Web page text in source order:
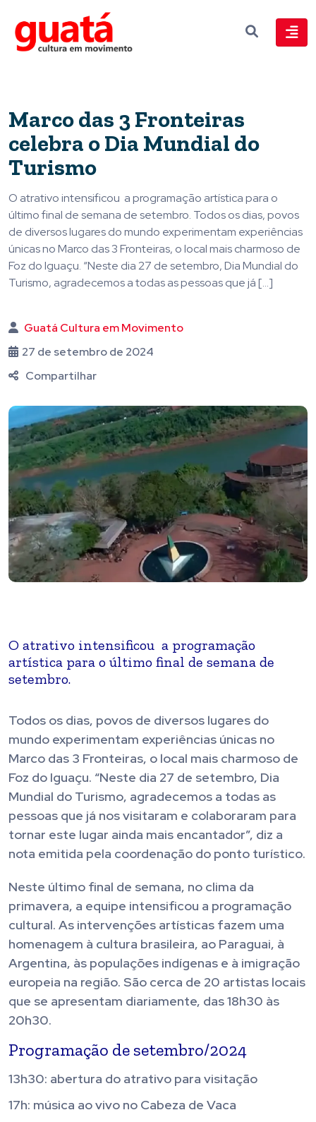
Marco das 3 Fronteiras
celebra o Dia Mundial do
Turismo
O atrativo intensificou a programação artística para o
último final de semana de setembro. Todos os dias, povos
de diversos lugares do mundo experimentam experiências
únicas no Marco das 3 Fronteiras, o local mais charmoso de
Foz do Iguaçu. “Neste dia 27 de setembro, Dia Mundial do
Turismo, agradecemos a todas as pessoas que já […]
Guatá Cultura em Movimento
27 de setembro de 2024
Compartilhar
O atrativo intensificou a programação
artística para o último final de semana de
setembro.
Todos os dias, povos de diversos lugares do
mundo experimentam experiências únicas no
Marco das 3 Fronteiras, o local mais charmoso de
Foz do Iguaçu. “Neste dia 27 de setembro, Dia
Mundial do Turismo, agradecemos a todas as
pessoas que já nos visitaram e colaboraram para
tornar este lugar ainda mais encantador”, diz a
nota emitida pela coordenação do ponto turístico.
Neste último final de semana, no clima da
primavera, a equipe intensificou a programação
cultural. As intervenções artísticas fazem uma
homenagem à cultura brasileira, ao Paraguai, à
Argentina, às populações indígenas e à imigração
europeia na região. São cerca de 20 artistas locais
que se apresentam diariamente, das 18h30 às
20h30.
Programação de setembro/2024
13h30: abertura do atrativo para visitação
17h: música ao vivo no Cabeza de Vaca